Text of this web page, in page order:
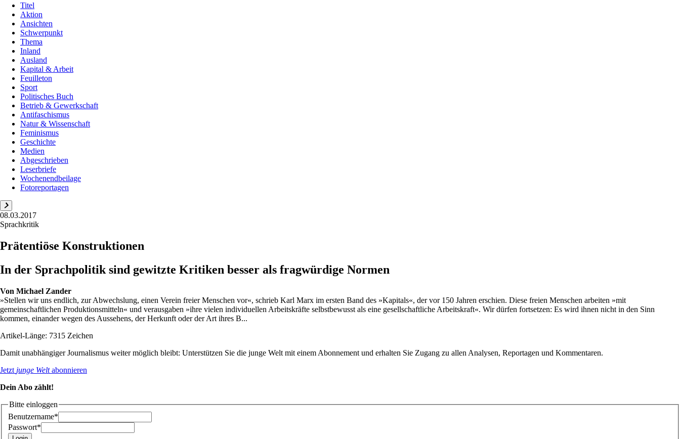
Titel
Aktion
Ansichten
Schwerpunkt
Thema
Inland
Ausland
Kapital & Arbeit
Feuilleton
Sport
Politisches Buch
Betrieb & Gewerkschaft
Antifaschismus
Natur & Wissenschaft
Feminismus
Geschichte
Medien
Abgeschrieben
Leserbriefe
Wochenendbeilage
Fotoreportagen
08.03.2017
Sprachkritik
Prätentiöse Konstruktionen
In der Sprachpolitik sind gewitzte Kritiken besser als fragwürdige Normen
Von Michael Zander
»Stellen wir uns endlich, zur Abwechslung, einen Verein freier Menschen vor«, schrieb Karl Marx im ersten Band des »Kapitals«, der vor 150 Jahren erschien. Diese freien Menschen arbeiten »mit
gemeinschaftlichen Produktionsmitteln« und verausgaben »ihre vielen individuellen Arbeitskräfte selbstbewusst als eine gesellschaftliche Arbeitskraft«. Wir dürfen fortsetzen: Es wird ihnen nicht in den Sinn
kommen, einander wegen des Aussehens, der Herkunft oder der Art ihres B...
Artikel-Länge: 7315 Zeichen
Damit unabhängiger Journalismus weiter möglich bleibt: Unterstützen Sie die junge Welt mit einem Abonnement und erhalten Sie Zugang zu allen Analysen, Reportagen und Kommentaren.
Jetzt junge Weltabonnieren
Dein Abo zählt!
Bitte einloggen
Benutzername*
Passwort*